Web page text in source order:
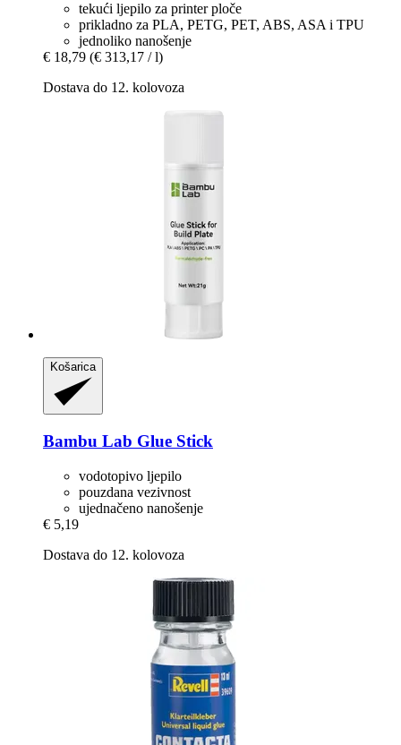
tekući ljepilo za printer ploče
prikladno za PLA, PETG, PET, ABS, ASA i TPU
jednoliko nanošenje
€ 18,79 (€ 313,17 / l)
Dostava do 12. kolovoza
Košarica
Bambu Lab Glue Stick
vodotopivo ljepilo
pouzdana vezivnost
ujednačeno nanošenje
€ 5,19
Dostava do 12. kolovoza